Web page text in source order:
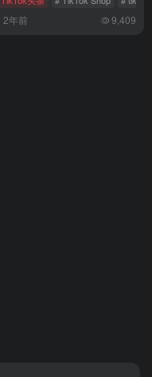
2年前 9,409